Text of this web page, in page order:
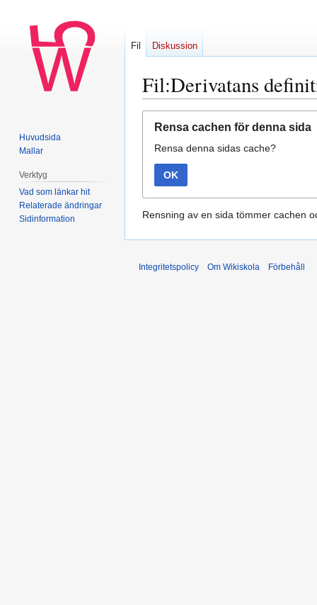
Fil:Derivatans
navigering
sök
Rensa cachen för denna sida
Rensa denna sidas cache?
OK
Rensning av en sida tömmer cachen
Fil Diskussion
Huvudsida
Mallar
Verktyg
Vad som länkar hit
Relaterade ändringar
Sidinformation
Integritetspolicy Om Wikiskola Förbehåll